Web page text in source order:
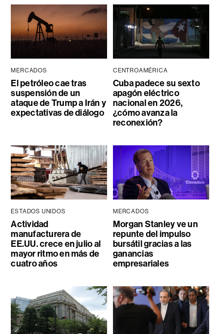
MERCADOS
El petróleo cae tras
suspensión de un
ataque de Trump a Irán y
expectativas de diálogo
CENTROAMÉRICA
Cuba padece su sexto
apagón eléctrico
nacional en 2026,
¿cómo avanza la
reconexión?
ESTADOS UNIDOS
Actividad
manufacturera de
EE.UU. crece en julio al
mayor ritmo en más de
cuatro años
MERCADOS
Morgan Stanley ve un
repunte del impulso
bursátil gracias a las
ganancias
empresariales